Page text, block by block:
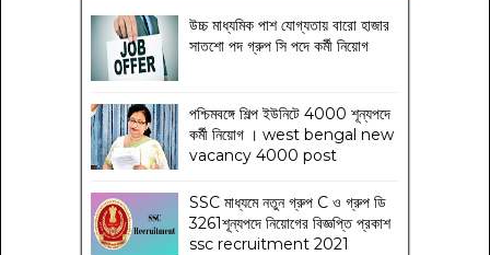
উচ্চ মাধ্যমিক পাশ যোগ্যতায় বারো হাজার
সাতশো পদ গ্রুপ সি পদে কর্মী নিয়োগ
পশ্চিমবঙ্গে শিল্প ইউনিটে 4000 শূন্যপদে
কর্মী নিয়োগ । west bengal new
vacancy 4000 post
SSC মাধ্যমে নতুন গ্রুপ C ও গ্রুপ ডি
3261শূন্যপদে নিয়োগের বিজ্ঞপ্তি প্রকাশ
ssc recruitment 2021